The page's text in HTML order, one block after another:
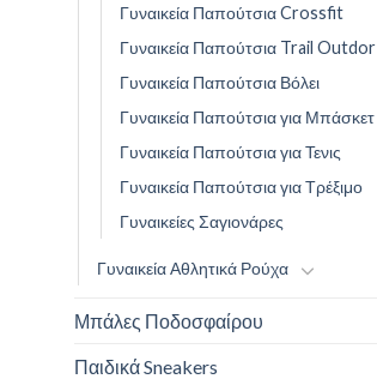
Γυναικεία Παπούτσια Crossfit
Γυναικεία Παπούτσια Trail Outdor
Γυναικεία Παπούτσια Βόλει
Γυναικεία Παπούτσια για Μπάσκετ
Γυναικεία Παπούτσια για Τενις
Γυναικεία Παπούτσια για Τρέξιμο
Γυναικείες Σαγιονάρες
Γυναικεία Αθλητικά Ρούχα
Μπάλες Ποδοσφαίρου
Παιδικά Sneakers